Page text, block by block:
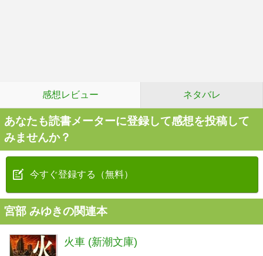
感想レビュー ネタバレ
あなたも読書メーターに登録して感想を投稿して
みませんか？
今すぐ登録する（無料）
宮部 みゆきの関連本
火車 (新潮文庫)